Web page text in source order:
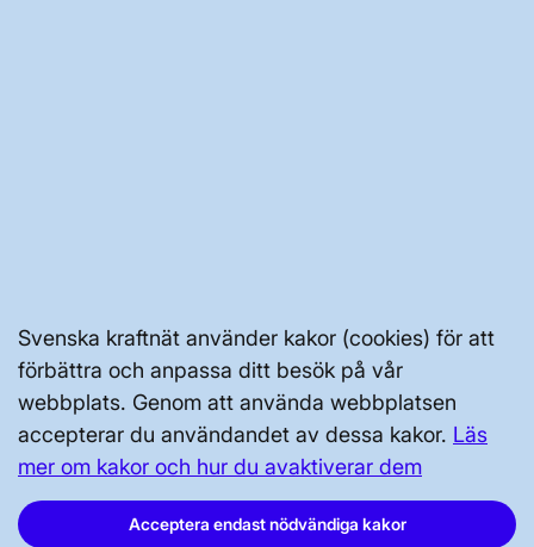
Svenska kraftnät använder kakor (cookies) för att
förbättra och anpassa ditt besök på vår
webbplats. Genom att använda webbplatsen
accepterar du användandet av dessa kakor. Läs
mer om kakor och hur du avaktiverar dem
Acceptera endast nödvändiga kakor
Kontakta oss